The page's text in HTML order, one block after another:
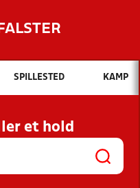
Hvad vil du søge efter?
OG NYHEDER
KLUBBER OG
SPILLESTED KAMP
et hold